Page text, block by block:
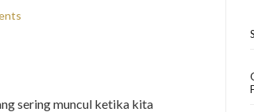
sering muncul ketika kita